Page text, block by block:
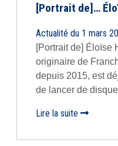
[Portrait de]…
Actualité du 1 mars
[Portrait de] Éloïse
originaire de
depuis 2015, est
de lancer de
Lire la suite